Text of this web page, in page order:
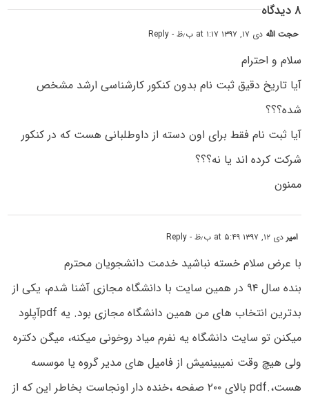
۸ دیدگاه
حجت الله دی ۱۷, ۱۳۹۷ at ۱:۱۷ ب٫ظ - Reply
سلام و احترام
آیا تاریخ دقیق ثبت نام بدون کنکور کارشناسی ارشد مشخص
شده؟؟؟
آیا ثبت نام فقط برای اون دسته از داوطلبانی هست که در کنکور
شرکت کرده اند یا نه؟؟؟
ممنون
امیردی ۱۲, ۱۳۹۷ at ۵:۴۹ ب٫ظ - Reply
با عرض سلام خسته نباشید خدمت دانشجویان محترم
بنده سال ۹۴ در همین سایت با دانشگاه مجازی آشنا شدم، یکی از
بدترین انتخاب های من همین دانشگاه مجازی بود. یه pdfآپلود
میکنن تو سایت دانشگاه یه نفرم میاد روخونی میکنه، میگن دکتره
ولی هیچ وقت نمیبینمیش از فامیل های مدیر گروه یا موسسه
هست،.pdf بالای ۲۰۰ صفحه ،خنده دار اونجاست بخاطر این که از